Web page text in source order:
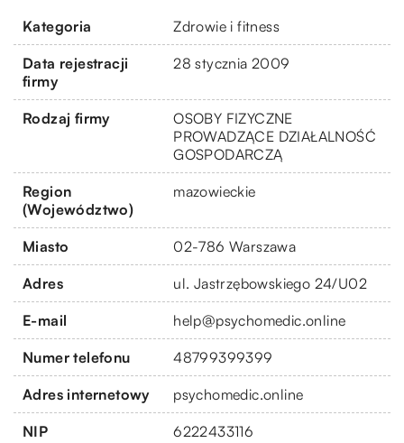
Kategoria Zdrowie i fitness
Data rejestracji
firmy
28 stycznia 2009
Rodzaj firmy
OSOBY FIZYCZNE
PROWADZĄCE DZIAŁALNOŚĆ
GOSPODARCZĄ
Region
(Województwo)
mazowieckie
Miasto 02-786 Warszawa
Adres ul. Jastrzębowskiego 24/U02
E-mail help@psychomedic.online
Numer telefonu 48799399399
Adres internetowy psychomedic.online
NIP 6222433116